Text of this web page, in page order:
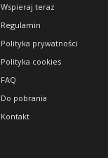
Wspieraj teraz
Regulamin
Polityka prywatności
Polityka cookies
FAQ
Do pobrania
Kontakt